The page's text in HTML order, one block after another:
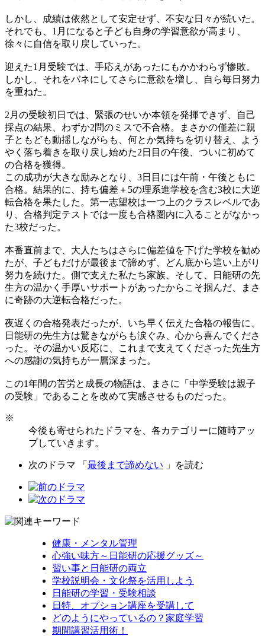
しかし、成績は依然として安定せず、不安な日々が続いた。
それでも、1月になると子ども自身の学習意欲が高まり、
徐々に自信を取り戻していった。
迎えた1月受験では、手応えがあったにもかかわらず惨敗。
しかし、それをバネにしてさらに意欲を増し、自ら毎日努力
を重ねた。
2月の受験初日では、緊張のせいか本領を発揮できず、自己
採点の結果、わずか2問のミスで不合格。まさかの僅差に親
子ともども動揺しながらも、何とか気持ちを切り替え、よう
やく落ち着きを取り戻し始めた2日目の午後、ついに初めて
の合格を獲得。
この成功が大きな励みとなり、3日目には午前・午後ともに
合格。結果的に、持ち偏差＋5の理系進学校を含む3校に大逆
転合格を果たした。第一志望校は一つ上のクラスレベルであ
り、合格判定テストでは一度も合格圏内に入ることがなかっ
た3校だった。
本番直前まで、大人たちはさらに偏差値を下げた学校を勧め
たが、子どもだけが最後まで諦めず、どん底から這い上がり
努力を続けた。側で支えた私たち家族、そして、日能研の先
生方の温かく手厚いサポートがあったからこそ掴んだ、まさ
に奇跡の大逆転合格だった。
夜遅くの合格発表だったが、いち早く伝えた合格の報告に、
日能研の先生方は驚きながらも涙ぐみ、心から喜んでくださ
った。その温かい反応に、これまで支えてくださった先生方
への感謝の気持ちが一層深まった。
この1年間の苦労と成長の物語は、まさに「中学受験は親子
の受験」であることを改めて実感させるものだった。
※
今後も寄せられたドラマを、各カテゴリーに随時アッ
プしていきます。
次のドラマ 「 最後まで諦めない 」を読む
健康・メンタル管理
心強い味方～日能研の応援グッズ～
習い事と日能研の両立
学校説明会・文化祭を活用しよう
日能研の学習・受験相談
日特、オプション講座を受講して
どのようにやっているの？家庭学習
期間講習活用術！